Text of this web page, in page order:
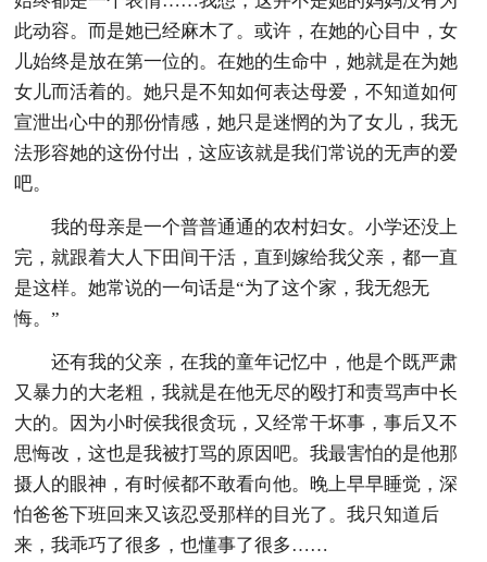
此动容。而是她已经麻木了。或许，在她的心目中，女
儿始终是放在第一位的。在她的生命中，她就是在为她
女儿而活着的。她只是不知如何表达母爱，不知道如何
宣泄出心中的那份情感，她只是迷惘的为了女儿，我无
法形容她的这份付出，这应该就是我们常说的无声的爱
吧。
我的母亲是一个普普通通的农村妇女。小学还没上
完，就跟着大人下田间干活，直到嫁给我父亲，都一直
是这样。她常说的一句话是“为了这个家，我无怨无
悔。”
还有我的父亲，在我的童年记忆中，他是个既严肃
又暴力的大老粗，我就是在他无尽的殴打和责骂声中长
大的。因为小时侯我很贪玩，又经常干坏事，事后又不
思悔改，这也是我被打骂的原因吧。我最害怕的是他那
摄人的眼神，有时候都不敢看向他。晚上早早睡觉，深
怕爸爸下班回来又该忍受那样的目光了。我只知道后
来，我乖巧了很多，也懂事了很多……